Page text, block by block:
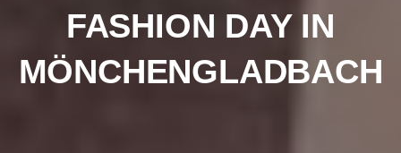
FASHION DAY IN
MÖNCHENGLADBACH